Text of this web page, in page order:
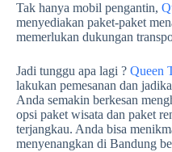
Tak hanya mobil pengantin,
menyediakan paket-paket
memerlukan dukungan
Jadi tunggu apa lagi ? Queen
lakukan pemesanan dan
Anda semakin berkesan
opsi paket wisata dan paket
terjangkau. Anda bisa
menyenangkan di Bandung